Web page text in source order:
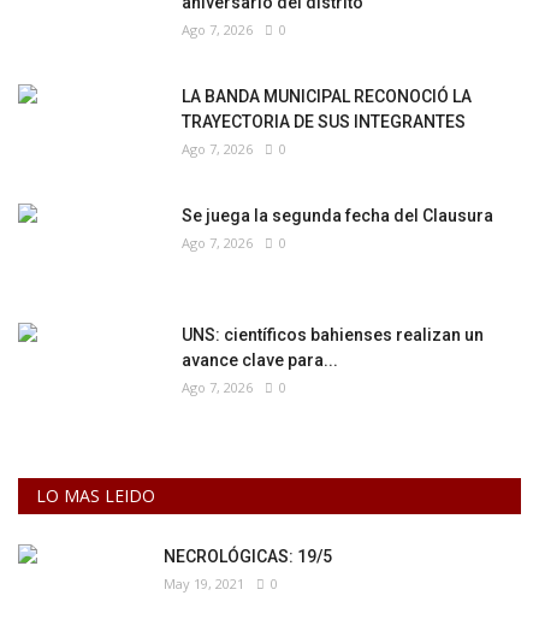
Ago 7, 2026 0
LA BANDA MUNICIPAL RECONOCIÓ LA
TRAYECTORIA DE SUS INTEGRANTES
Ago 7, 2026 0
Se juega la segunda fecha del Clausura
Ago 7, 2026 0
UNS: científicos bahienses realizan un
avance clave para...
Ago 7, 2026 0
LO MAS LEIDO
NECROLÓGICAS: 19/5
May 19, 2021 0